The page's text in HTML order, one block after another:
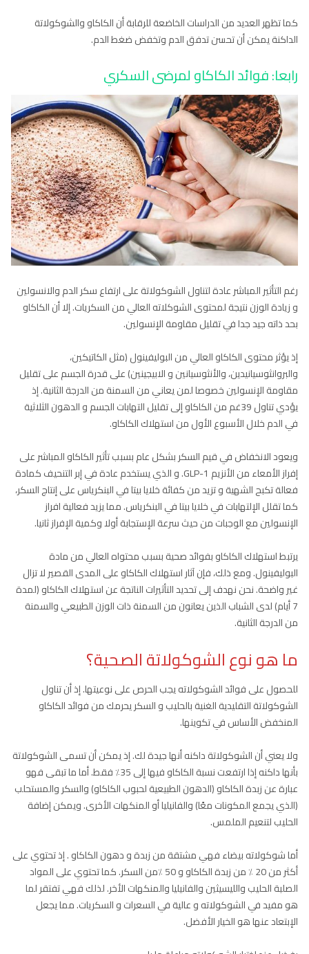
كما تظهر العديد من الدراسات الخاضعة للرقابة أن الكاكاو والشوكولاتة
الداكنة يمكن أن تحسن تدفق الدم وتخفض ضغط الدم.
رابعا: فوائد الكاكاو لمرضى السكري
رغم التأثير المباشر عادة لتناول الشوكولاتة على ارتفاع سكر الدم والانسولين
و زيادة الوزن نتيجة لمحتوى الشوكلاته العالي من السكريات. إلا أن الكاكاو
بحد ذاته جيد جدا في تقليل مقاومة الإنسولين.
إذ يؤثر محتوى الكاكاو العالي من البوليفينول (مثل الكاتيكين،
والبروانثوسيانيدين، والأنثوسيانين و الابيجينين) على قدرة الجسم على تقليل
مقاومة الإنسولين خصوصا لمن يعاني من السمنة من الدرجة الثانية. إذ
يؤدي تناول 39غم من الكاكاو إلى تقليل التهابات الجسم و الدهون الثلاثية
في الدم خلال الأسبوع الأول من استهلاك الكاكاو.
ويعود الانخفاض في قيم السكر بشكل عام بسبب تأثير الكاكاو المباشر على
إفراز الأمعاء من الأنزيم GLP-1. و الذي يستخدم عادة في إبر التنحيف كمادة
فعالة تكبح الشهية و تزيد من كفائة خلايا بيتا في البنكرياس على إنتاج السكر،
كما تقلل الإلتهابات في خلايا بيتا في البنكرياس. مما يزيد فعالية افراز
الإنسولين مع الوجبات من حيث سرعة الإستجابة أولا وكمية الإفراز ثانيا.
يرتبط استهلاك الكاكاو بفوائد صحية بسبب محتواه العالي من مادة
البوليفينول. ومع ذلك، فإن آثار استهلاك الكاكاو على المدى القصير لا تزال
غير واضحة. نحن نهدف إلى تحديد التأثيرات الناتجة عن استهلاك الكاكاو (لمدة
7 أيام) لدى الشباب الذين يعانون من السمنة ذات الوزن الطبيعي والسمنة
من الدرجة الثانية.
ما هو نوع الشوكولاتة الصحية؟
للحصول على فوائد الشوكولاته يجب الحرص على نوعيتها. إذ أن تناول
الشوكولاتة التقليدية الغنية بالحليب و السكر يحرمك من فوائد الكاكاو
المنخفض الأساس في تكوينها.
ولا يعني أن الشوكولاتة داكنه أنها جيدة لك. إذ يمكن أن تسمى الشوكولاتة
بأنها داكنه إذا ارتفعت نسبة الكاكاو فيها إلى 35٪ فقط. أما ما تبقى فهو
عبارة عن زبدة الكاكاو (الدهون الطبيعية لحبوب الكاكاو) والسكر والمستحلب
(الذي يجمع المكونات معًا) والفانيليا أو المنكهات الأخرى. ويمكن إضافة
الحليب لتنعيم الملمس.
أما شوكولاته بيضاء فهي مشتقة من زبدة و دهون الكاكاو . إذ تحتوي على
أكثر من 20 ٪ من زبدة الكاكاو و 50 ٪من السكر. كما تحتوي على المواد
الصلبة الحليب والليسيثين والفانيليا والمنكهات الأخر. لذلك فهي تفتقر لما
هو مفيد في الشوكولاته و عالية في السعرات و السكريات. مما يجعل
الإبتعاد عنها هو الخيار الأفضل.